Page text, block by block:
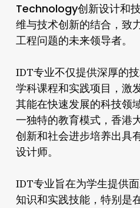
Technology创新设计和
维与技术创新的结合，致
工程问题的未来领导者。
IDT专业不仅提供深厚的
学科课程和实践项目，激
其能在快速发展的科技领
一独特的教育模式，香港
创新和社会进步培养出具
设计师。
IDT专业旨在为学生提供
知识和实践技能，特别是